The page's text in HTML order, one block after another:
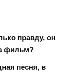
правду, он
фильм?
песня, в